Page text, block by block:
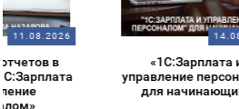
14.08.2026
«1С:Зарплата и
управление персоналом
для начинающих»